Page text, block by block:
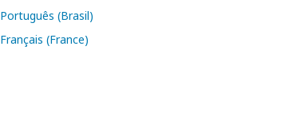
Português (Brasil)
Français (France)